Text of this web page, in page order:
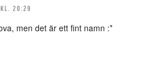
20:29
men det är ett fint namn :*